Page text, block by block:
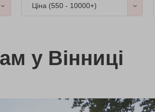
Ціна (550 - 10000+)
у Вінниці